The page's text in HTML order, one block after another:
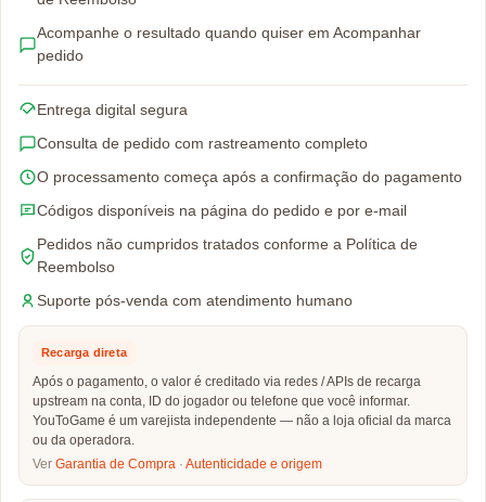
Acompanhe o resultado quando quiser em Acompanhar
pedido
Entrega digital segura
Consulta de pedido com rastreamento completo
O processamento começa após a confirmação do pagamento
Códigos disponíveis na página do pedido e por e-mail
Pedidos não cumpridos tratados conforme a Política de
Reembolso
Suporte pós-venda com atendimento humano
Recarga direta
Após o pagamento, o valor é creditado via redes / APIs de recarga
upstream na conta, ID do jogador ou telefone que você informar.
YouToGame é um varejista independente — não a loja oficial da marca
ou da operadora.
Ver Garantia de Compra · Autenticidade e origem